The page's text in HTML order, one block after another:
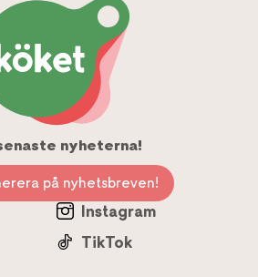
nyheterna!
på nyhetsbreven!
Instagram
TikTok